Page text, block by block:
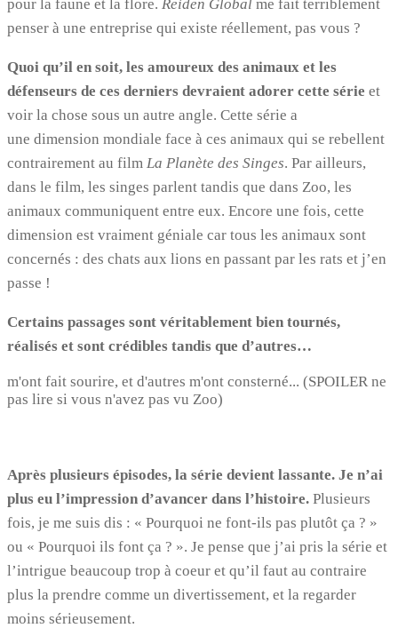
pour la faune et la flore. Reiden Global me fait terriblement
penser à une entreprise qui existe réellement, pas vous ?
Quoi qu’il en soit, les amoureux des animaux et les
défenseurs de ces derniers devraient adorer cette série et
voir la chose sous un autre angle. Cette série a
une dimension mondiale face à ces animaux qui se rebellent
contrairement au film La Planète des Singes. Par ailleurs,
dans le film, les singes parlent tandis que dans Zoo, les
animaux communiquent entre eux. Encore une fois, cette
dimension est vraiment géniale car tous les animaux sont
concernés : des chats aux lions en passant par les rats et j’en
passe !
Certains passages sont véritablement bien tournés,
réalisés et sont crédibles tandis que d’autres…
m'ont fait sourire, et d'autres m'ont consterné... (SPOILER ne
pas lire si vous n'avez pas vu Zoo)
Après plusieurs épisodes, la série devient lassante. Je n’ai
plus eu l’impression d’avancer dans l’histoire. Plusieurs
fois, je me suis dis : « Pourquoi ne font-ils pas plutôt ça ? »
ou « Pourquoi ils font ça ? ». Je pense que j’ai pris la série et
l’intrigue beaucoup trop à coeur et qu’il faut au contraire
plus la prendre comme un divertissement, et la regarder
moins sérieusement.